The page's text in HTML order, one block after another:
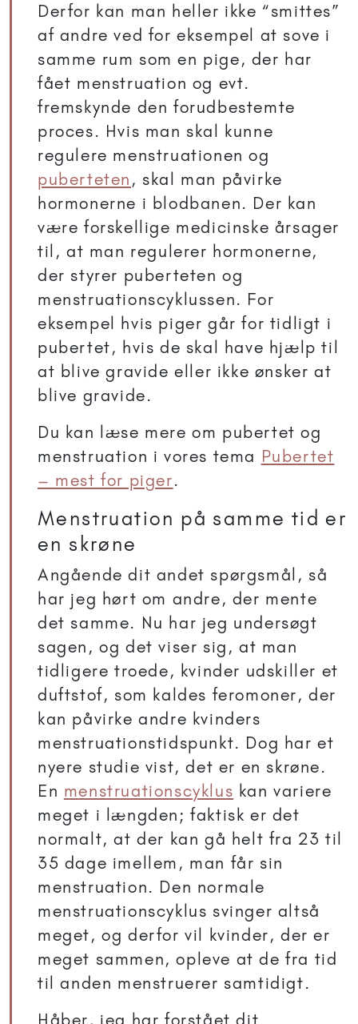
Derfor kan man heller ikke “smittes”
af andre ved for eksempel at sove i
samme rum som en pige, der har
fået menstruation og evt.
fremskynde den forudbestemte
proces. Hvis man skal kunne
regulere menstruationen og
puberteten , skal man påvirke
hormonerne i blodbanen. Der kan
være forskellige medicinske årsager
til, at man regulerer hormonerne,
der styrer puberteten og
menstruationscyklussen. For
eksempel hvis piger går for tidligt i
pubertet, hvis de skal have hjælp til
at blive gravide eller ikke ønsker at
blive gravide.
Du kan læse mere om pubertet og
menstruation i vores tema Pubertet
– mest for piger.
Menstruation på samme tid er
en skrøne
Angående dit andet spørgsmål, så
har jeg hørt om andre, der mente
det samme. Nu har jeg undersøgt
sagen, og det viser sig, at man
tidligere troede, kvinder udskiller et
duftstof, som kaldes feromoner, der
kan påvirke andre kvinders
menstruationstidspunkt. Dog har et
nyere studie vist, det er en skrøne.
En menstruationscyklus kan variere
meget i længden; faktisk er det
normalt, at der kan gå helt fra 23 til
35 dage imellem, man får sin
menstruation. Den normale
menstruationscyklus svinger altså
meget, og derfor vil kvinder, der er
meget sammen, opleve at de fra tid
til anden menstruerer samtidigt.
Håber, jeg har forstået dit